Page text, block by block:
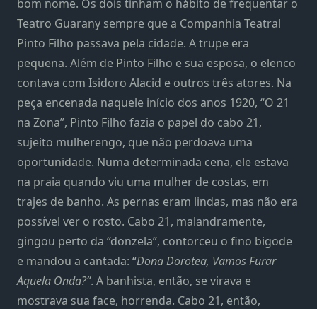
bom nome. Os dois tinham o hábito de frequentar o
Teatro Guarany sempre que a Companhia Teatral
Pinto Filho passava pela cidade. A trupe era
pequena. Além de Pinto Filho e sua esposa, o elenco
contava com Isidoro Alacid e outros três atores. Na
peça encenada naquele início dos anos 1920, “O 21
na Zona”, Pinto Filho fazia o papel do cabo 21,
sujeito mulherengo, que não perdoava uma
oportunidade. Numa determinada cena, ele estava
na praia quando viu uma mulher de costas, em
trajes de banho. As pernas eram lindas, mas não era
possível ver o rosto. Cabo 21, malandramente,
gingou perto da “donzela”, contorceu o fino bigode
e mandou a cantada: “Dona Dorotea, Vamos Furar
Aquela Onda?”. A banhista, então, se virava e
mostrava sua face, horrenda. Cabo 21, então,